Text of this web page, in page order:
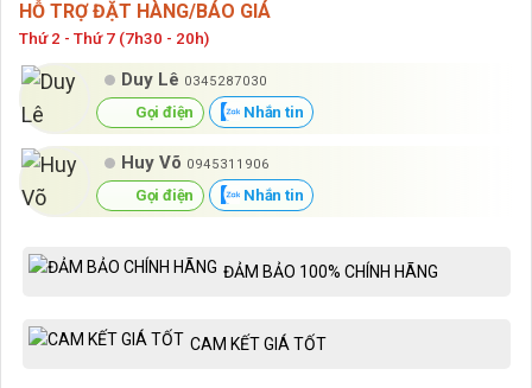
HỖ TRỢ ĐẶT HÀNG/BÁO GIÁ
Thứ 2 - Thứ 7 (7h30 - 20h)
Duy Lê 0345287030
Gọi điện Nhắn tin
Huy Võ 0945311906
Gọi điện Nhắn tin
ĐẢM BẢO 100% CHÍNH HÃNG
CAM KẾT GIÁ TỐT